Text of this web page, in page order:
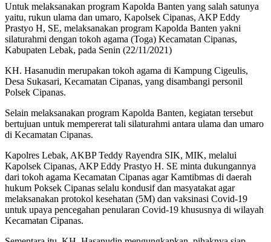
Untuk melaksanakan program Kapolda Banten yang salah satunya
yaitu, rukun ulama dan umaro, Kapolsek Cipanas, AKP Eddy
Prastyo H, SE, melaksanakan program Kapolda Banten yakni
silaturahmi dengan tokoh agama (Toga) Kecamatan Cipanas,
Kabupaten Lebak, pada Senin (22/11/2021)
KH. Hasanudin merupakan tokoh agama di Kampung Cigeulis,
Desa Sukasari, Kecamatan Cipanas, yang disambangi personil
Polsek Cipanas.
Selain melaksanakan program Kapolda Banten, kegiatan tersebut
bertujuan untuk mempererat tali silaturahmi antara ulama dan umaro
di Kecamatan Cipanas.
Kapolres Lebak, AKBP Teddy Rayendra SIK, MIK, melalui
Kapolsek Cipanas, AKP Eddy Prastyo H. SE minta dukungannya
dari tokoh agama Kecamatan Cipanas agar Kamtibmas di daerah
hukum Poksek Cipanas selalu kondusif dan masyatakat agar
melaksanakan protokol kesehatan (5M) dan vaksinasi Covid-19
untuk upaya pencegahan penularan Covid-19 khususnya di wilayah
Kecamatan Cipanas.